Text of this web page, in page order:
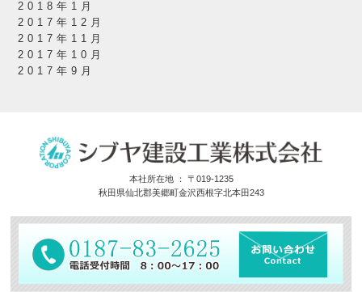
2018年1月
2017年12月
2017年11月
2017年10月
2017年9月
本社所在地 ： 〒019-1235
秋田県仙北郡美郷町金沢西根字北本田243